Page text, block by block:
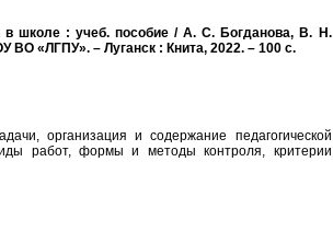
в школе : учеб. пособие / А. С. Богданова, В. Н.
ВО «ЛГПУ». – Луганск : Книта, 2022. – 100 с.
организация и содержание педагогической
работ, формы и методы контроля, критерии